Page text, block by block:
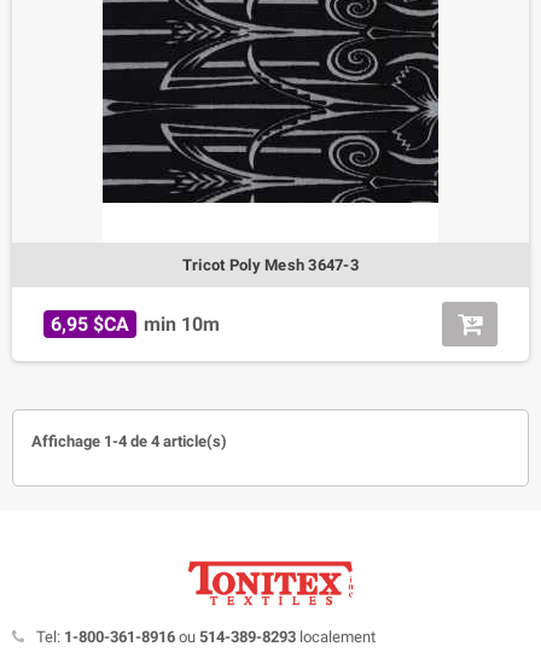
Tricot Poly Mesh 3647-3
6,95 $CA min 10m
Affichage 1-4 de 4 article(s)
Tel: 1-800-361-8916 ou 514-389-8293 localement